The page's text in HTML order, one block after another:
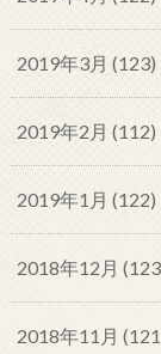
2019年3月 (123)
2019年2月 (112)
2019年1月 (122)
2018年12月
2018年11月